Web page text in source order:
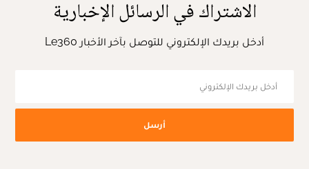
الاشتراك في الرسائل الإخبارية
أدخل بريدك الإلكتروني للتوصل بآخر الأخبار Le360
أرسل